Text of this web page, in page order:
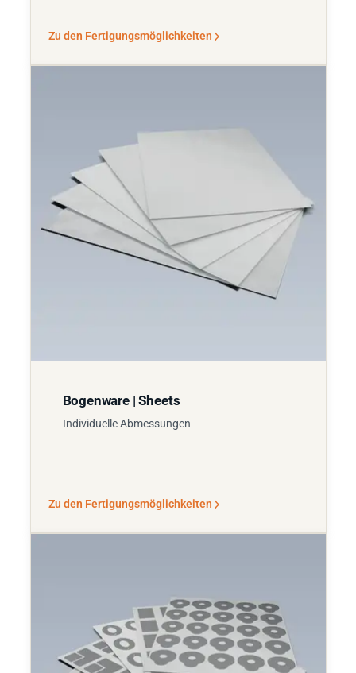
Zu den Fertigungsmöglichkeiten
Bogenware | Sheets
Individuelle Abmessungen
Zu den Fertigungsmöglichkeiten